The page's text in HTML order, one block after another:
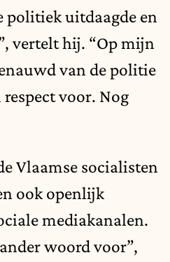
politiek uitdaagde en
vertelt hij. “Op mijn
van de politie
voor. Nog
Vlaamse socialisten
ook openlijk
mediakanalen.
woord voor”,